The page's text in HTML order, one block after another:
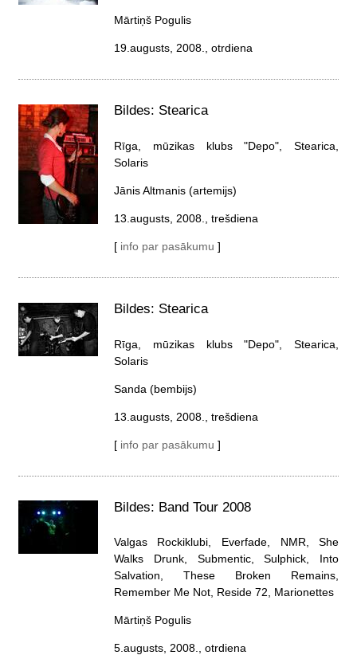
Mārtiņš Pogulis
19.augusts, 2008., otrdiena
Bildes: Stearica
Rīga, mūzikas klubs "Depo", Stearica,
Solaris
Jānis Altmanis (artemijs)
13.augusts, 2008., trešdiena
[ info par pasākumu ]
Bildes: Stearica
Rīga, mūzikas klubs "Depo", Stearica,
Solaris
Sanda (bembijs)
13.augusts, 2008., trešdiena
[ info par pasākumu ]
Bildes: Band Tour 2008
Valgas Rockiklubi, Everfade, NMR, She
Walks Drunk, Submentic, Sulphick, Into
Salvation, These Broken Remains,
Remember Me Not, Reside 72, Marionettes
Mārtiņš Pogulis
5.augusts, 2008., otrdiena